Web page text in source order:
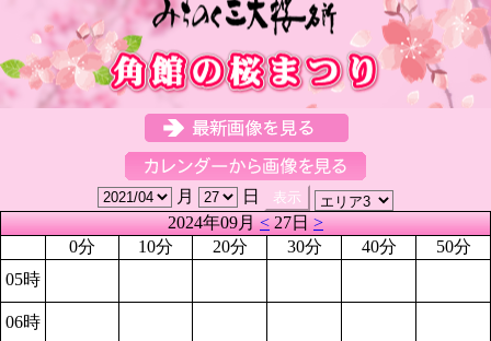
月
日
2024年09月<27日>
0分
10分 20分 30分 40分
50分
05時
06時